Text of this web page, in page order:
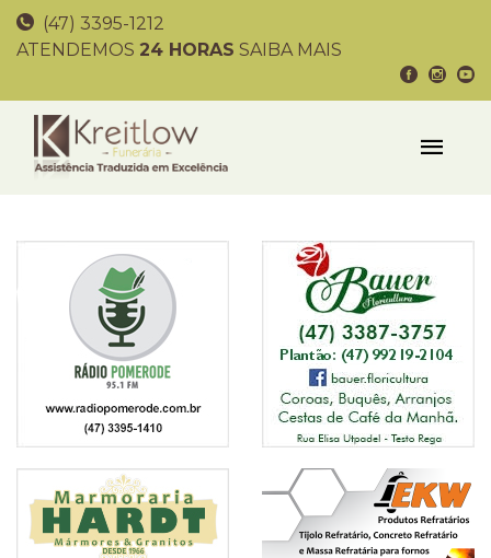
(47) 3395-1212
ATENDEMOS 24 HORAS SAIBA MAIS